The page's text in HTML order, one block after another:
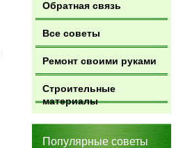
Обратная связь
Все советы
Ремонт своими руками
Строительные
материалы
Популярные советы